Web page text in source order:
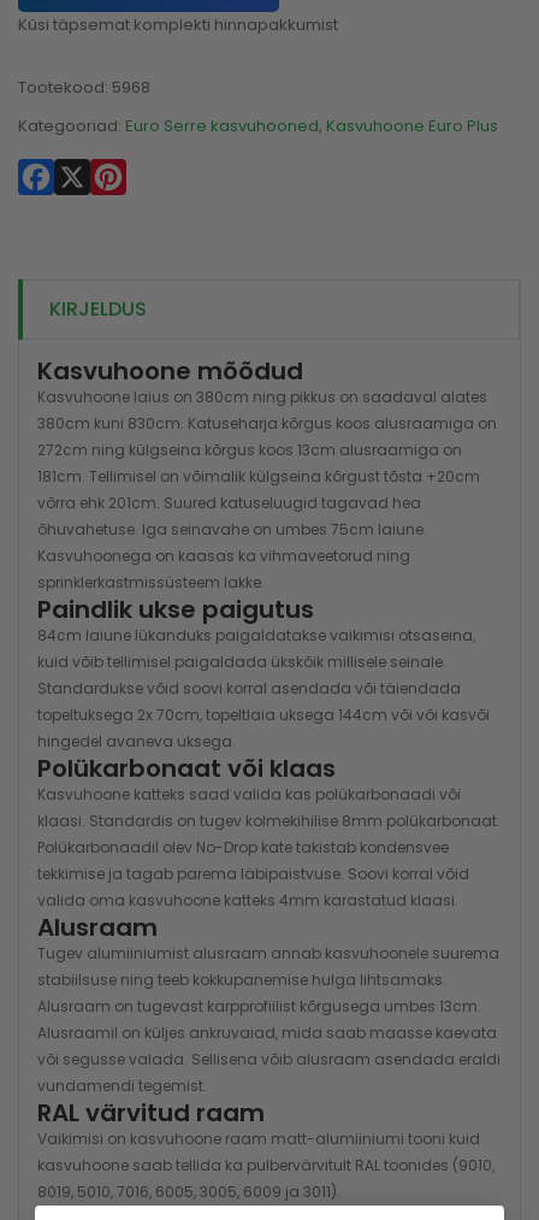
Küsi täpsemat komplekti hinnapakkumist
Tootekood: 5968
Kategooriad: Euro Serre kasvuhooned, Kasvuhoone Euro Plus
Facebook
X
KIRJELDUS
Kasvuhoone mõõdud
Kasvuhoone laius on 380cm ning pikkus on saadaval alates
380cm kuni 830cm. Katuseharja kõrgus koos alusraamiga on
272cm ning külgseina kõrgus koos 13cm alusraamiga on
181cm. Tellimisel on võimalik külgseina kõrgust tõsta +20cm
võrra ehk 201cm. Suured katuseluugid tagavad hea
õhuvahetuse. Iga seinavahe on umbes 75cm laiune.
Kasvuhoonega on kaasas ka vihmaveetorud ning
sprinklerkastmissüsteem lakke.
Paindlik ukse paigutus
84cm laiune lükanduks paigaldatakse vaikimisi otsaseina,
kuid võib tellimisel paigaldada ükskõik millisele seinale.
Standardukse võid soovi korral asendada või täiendada
topeltuksega 2x 70cm, topeltlaia uksega 144cm või või kasvõi
hingedel avaneva uksega.
Polükarbonaat või klaas
Kasvuhoone katteks saad valida kas polükarbonaadi või
klaasi. Standardis on tugev kolmekihilise 8mm polükarbonaat.
Polükarbonaadil olev No-Drop kate takistab kondensvee
tekkimise ja tagab parema läbipaistvuse. Soovi korral võid
valida oma kasvuhoone katteks 4mm karastatud klaasi.
Alusraam
Tugev alumiiniumist alusraam annab kasvuhoonele suurema
stabiilsuse ning teeb kokkupanemise hulga lihtsamaks.
Alusraam on tugevast karpprofiilist kõrgusega umbes 13cm.
Alusraamil on küljes ankruvaiad, mida saab maasse kaevata
või segusse valada. Sellisena võib alusraam asendada eraldi
vundamendi tegemist.
RAL värvitud raam
Vaikimisi on kasvuhoone raam matt-alumiiniumi tooni kuid
kasvuhoone saab tellida ka pulbervärvitult RAL toonides (9010,
8019, 5010, 7016, 6005, 3005, 6009 ja 3011).